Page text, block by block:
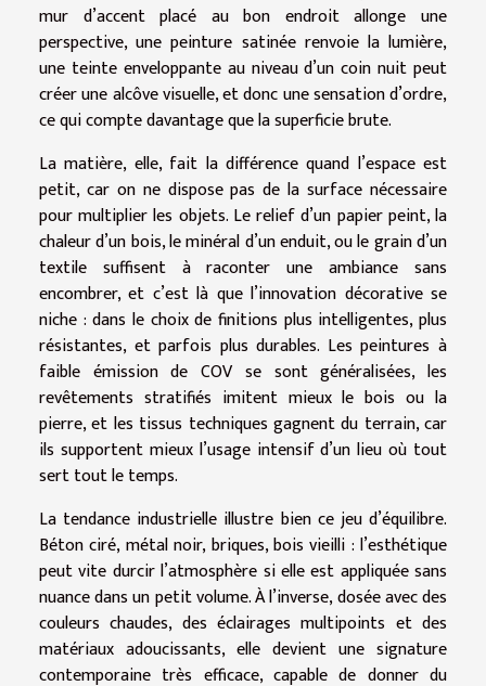
mur d’accent placé au bon endroit allonge une
perspective, une peinture satinée renvoie la lumière,
une teinte enveloppante au niveau d’un coin nuit peut
créer une alcôve visuelle, et donc une sensation d’ordre,
ce qui compte davantage que la superficie brute.
La matière, elle, fait la différence quand l’espace est
petit, car on ne dispose pas de la surface nécessaire
pour multiplier les objets. Le relief d’un papier peint, la
chaleur d’un bois, le minéral d’un enduit, ou le grain d’un
textile suffisent à raconter une ambiance sans
encombrer, et c’est là que l’innovation décorative se
niche : dans le choix de finitions plus intelligentes, plus
résistantes, et parfois plus durables. Les peintures à
faible émission de COV se sont généralisées, les
revêtements stratifiés imitent mieux le bois ou la
pierre, et les tissus techniques gagnent du terrain, car
ils supportent mieux l’usage intensif d’un lieu où tout
sert tout le temps.
La tendance industrielle illustre bien ce jeu d’équilibre.
Béton ciré, métal noir, briques, bois vieilli : l’esthétique
peut vite durcir l’atmosphère si elle est appliquée sans
nuance dans un petit volume. À l’inverse, dosée avec des
couleurs chaudes, des éclairages multipoints et des
matériaux adoucissants, elle devient une signature
contemporaine très efficace, capable de donner du